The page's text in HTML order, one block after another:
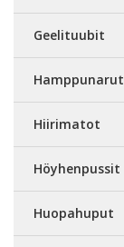
Geelituubit
Hamppunarut
Hiirimatot
Höyhenpussit
Huopahuput